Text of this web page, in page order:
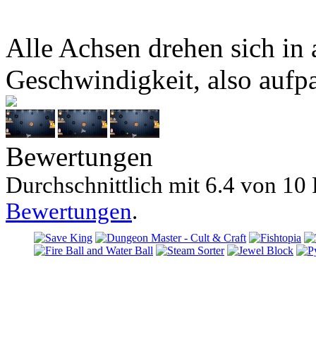
Alle Achsen drehen sich in
Geschwindigkeit, also
Bewertungen
Durchschnittlich mit 6.4 von 10
Bewertungen.